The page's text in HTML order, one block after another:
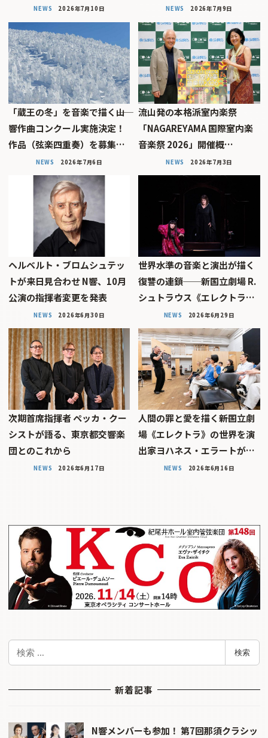
NEWS 2026年7月10日 NEWS 2026年7月9日
「蔵王の冬」を音楽で描く――山
響作曲コンクール実施決定！
作品（弦楽四重奏）を募集…
NEWS 2026年7月6日
流山発の本格派室内楽祭
「NAGAREYAMA 国際室内楽
音楽祭 2026」開催概…
NEWS 2026年7月3日
ヘルベルト・ブロムシュテッ
トが来日見合わせ N響、10月
公演の指揮者変更を発表
NEWS 2026年6月30日
世界水準の音楽と演出が描く
復讐の連鎖──新国立劇場 R.
シュトラウス《エレクトラ…
NEWS 2026年6月29日
次期首席指揮者 ペッカ・クー
シストが語る、東京都交響楽
団とのこれから
NEWS 2026年6月17日
人間の罪と愛を描く――新国立劇
場《エレクトラ》の世界を演
出家ヨハネス・エラートが…
NEWS 2026年6月16日
検
検索
新着記事
N響メンバーも参加！ 第7回那須クラシッ